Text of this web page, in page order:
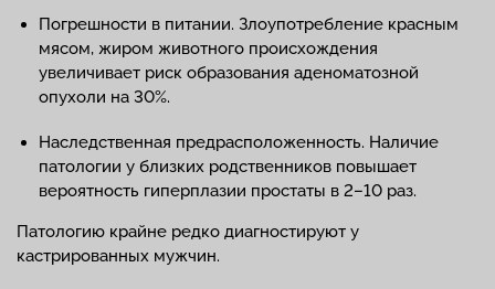
Погрешности в питании. Злоупотребление красным
мясом, жиром животного происхождения
увеличивает риск образования аденоматозной
опухоли на 30%.
Наследственная предрасположенность. Наличие
патологии у близких родственников повышает
вероятность гиперплазии простаты в 2–10 раз.
Патологию крайне редко диагностируют у
кастрированных мужчин.